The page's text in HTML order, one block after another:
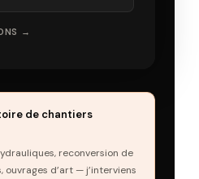
→
de chantiers
reconversion de
d’art — j’interviens